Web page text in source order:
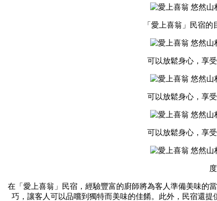
「愛上喜翁」民宿
可以放鬆身心，享
可以放鬆身心，享
可以放鬆身心，享
在「愛上喜翁」民宿，經驗豐富的廚師將為客人準備美味的
巧，讓客人可以品嚐到獨特而美味的佳餚。此外，民宿還